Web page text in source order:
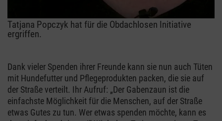
Tatjana Popczyk hat für die Obdachlosen Initiative
ergriffen.
Dank vieler Spenden ihrer Freunde kann sie nun auch Tüten
mit Hundefutter und Pflegeprodukten packen, die sie auf
der Straße verteilt. Ihr Aufruf: „Der Gabenzaun ist die
einfachste Möglichkeit für die Menschen, auf der Straße
etwas Gutes zu tun. Wer etwas spenden möchte, kann es